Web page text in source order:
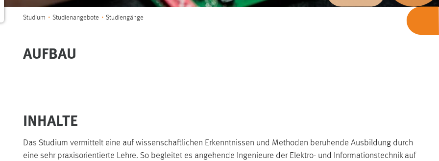
Sie sind hier:
Studium Studienangebote Studiengänge
AUFBAU
INHALTE
Das Studium vermittelt eine auf wissenschaftlichen Erkenntnissen und Methoden beruhende Ausbildung durch
eine sehr praxisorientierte Lehre. So begleitet es angehende Ingenieure der Elektro- und Informationstechnik auf